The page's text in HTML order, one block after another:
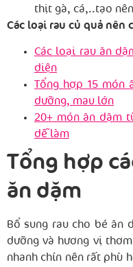
thịt gà, cá,..tạo
Các loại rau củ quả nên
Các loại rau ăn
diện
Tổng hợp 15
dưỡng, mau lớn
20+ món ăn dặm
dễ làm
Tổng hợp
ăn dặm
Bổ sung rau cho bé ăn
dưỡng và hương vị
nhanh chín nên rất phù